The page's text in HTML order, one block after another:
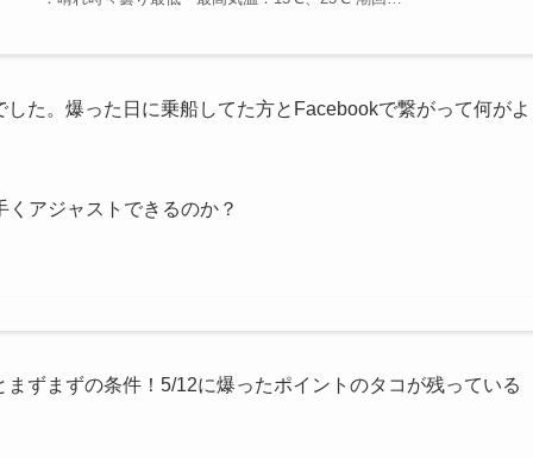
た。爆った日に乗船してた方とFacebookで繋がって何がよ
アジャストできるのか？
ずまずの条件！5/12に爆ったポイントのタコが残っている